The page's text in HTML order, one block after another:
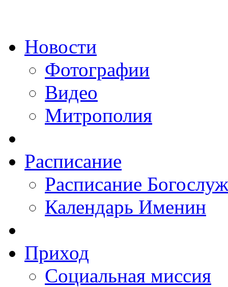
Новости
Фотографии
Видео
Митрополия
Расписание
Расписание
Календарь Именин
Приход
Социальная миссия